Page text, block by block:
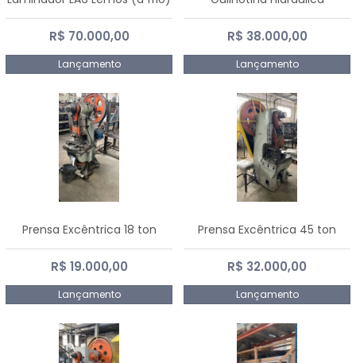
R$ 70.000,00
Lançamento
R$ 38.000,00
Lançamento
Prensa Excêntrica 18 ton
R$ 19.000,00
Lançamento
Prensa Excêntrica 45 ton
R$ 32.000,00
Lançamento